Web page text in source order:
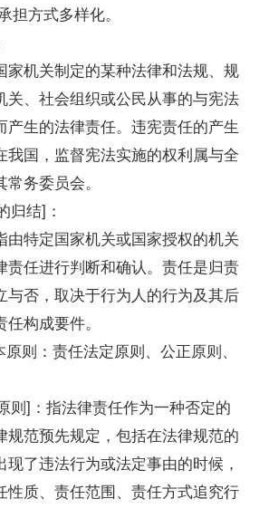
方式多样化。
机关制定的某种法律和法规、规
关、社会组织或公民从事的与宪法
产生的法律责任。违宪责任的产生
我国，监督宪法实施的权利属与全
务委员会。
结]：
特定国家机关或国家授权的机关
责任进行判断和确认。责任是归责
与否，取决于行为人的行为及其后
构成要件。
：责任法定原则、公正原则、
]：指法律责任作为一种否定的
规范预先规定，包括在法律规范的
了违法行为或法定事由的时候，
性质、责任范围、责任方式追究行